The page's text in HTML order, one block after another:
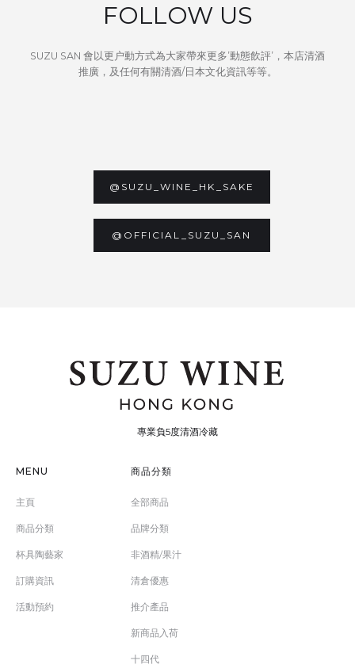
FOLLOW US
SUZU SAN 會以更户動方式為大家帶來更多’動態飲評’，本店清酒
推廣，及任何有關清酒/日本文化資訊等等。
@SUZU_WINE_HK_SAKE
@OFFICIAL_SUZU_SAN
專業負5度清酒冷藏
MENU
主頁
商品分類
杯具陶藝家
訂購資訊
活動預約
商品分類
全部商品
品牌分類
非酒精/果汁
清倉優惠
推介產品
新商品入荷
十四代